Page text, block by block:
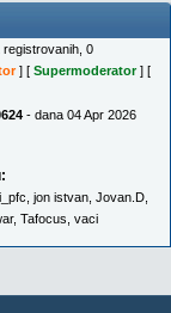
registrovanih, 0
] [ Supermoderator] [
- dana 04 Apr 2026
jon istvan Jovan.D
, Tafocus vaci